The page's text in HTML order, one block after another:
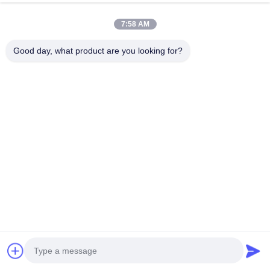
P.R.China.
7:58 AM
Good day, what product are you looking for?